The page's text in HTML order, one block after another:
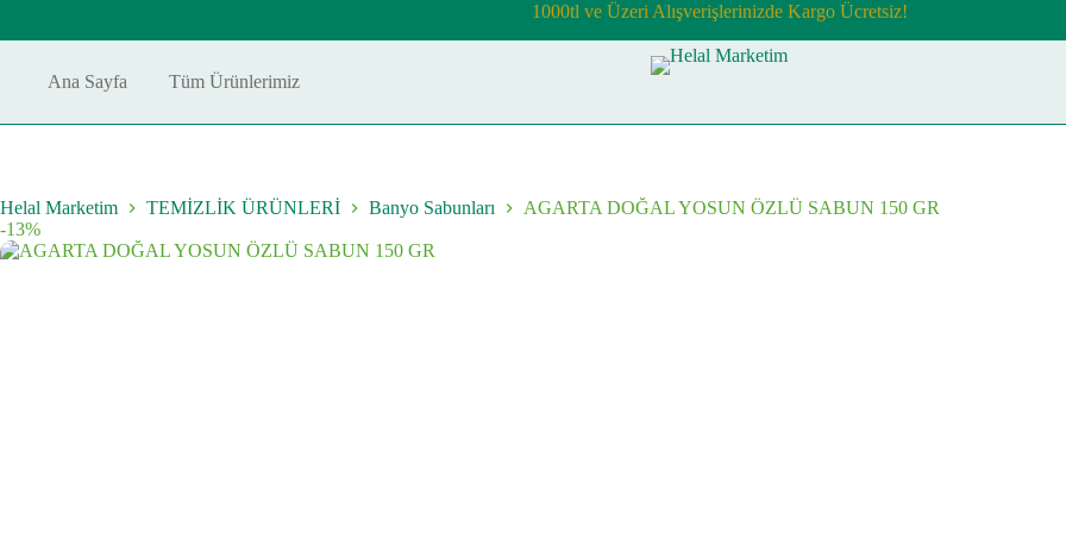
1000tl ve Üzeri Alışverişlerinizde Kargo Ücretsiz!
Ana Sayfa Tüm Ürünlerimiz
Helal Marketim TEMİZLİK ÜRÜNLERİ Banyo Sabunları
AGARTA DOĞAL YOSUN ÖZLÜ SABUN 150 GR
-13%